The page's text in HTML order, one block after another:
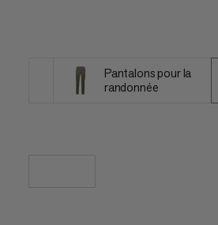
Pantalons pour la
randonnée